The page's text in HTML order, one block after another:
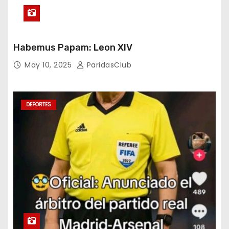
Habemus Papam: Leon XIV
May 10, 2025 ParidasClub
DEPORTES